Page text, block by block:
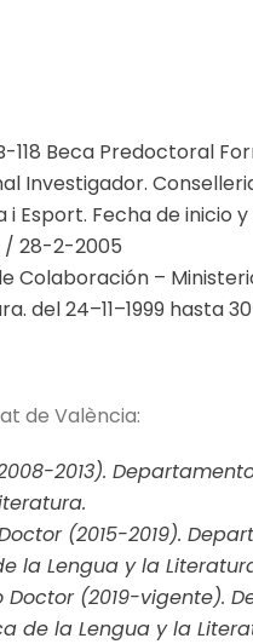
118 Beca Predoctoral
Investigador.
i Esport. Fecha de inicio y
/ 28-2-2005
Colaboración –
del 24–11–1999 hasta
de València:
2013).
(2015-2019).
la Lengua y la
(2019-vigente).
de la Lengua y la